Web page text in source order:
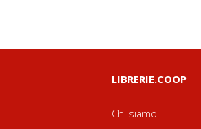
LIBRERIE.COOP
Chi siamo